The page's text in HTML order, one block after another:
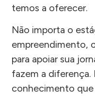
temos a oferecer.
Não importa o
empreendimento,
para apoiar sua
fazem a diferença.
conhecimento que